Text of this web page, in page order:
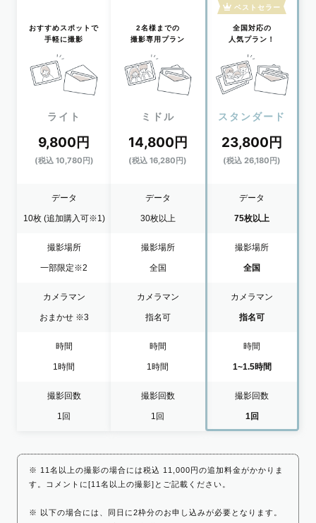
おすすめスポットで
手軽に撮影
ライト
9,800円
(税込 10,780円)
データ
10枚 (追加購入可※1)
撮影場所
一部限定※2
カメラマン
おまかせ ※3
時間
1時間
撮影回数
1回
2名様までの
撮影専用プラン
ミドル
14,800円
(税込 16,280円)
データ
30枚以上
撮影場所
全国
カメラマン
指名可
時間
1時間
撮影回数
1回
ベストセラー
全国対応の
人気プラン！
スタンダード
23,800円
(税込 26,180円)
データ
75枚以上
撮影場所
全国
カメラマン
指名可
時間
1~1.5時間
撮影回数
1回
※ 11名以上の撮影の場合には税込 11,000円の追加料金がかかりま
す。コメントに[11名以上の撮影]とご記載ください。
※ 以下の場合には、同日に2枠分のお申し込みが必要となります。